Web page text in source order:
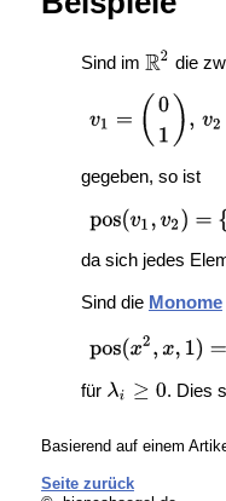
Sind im die
gegeben, so ist
da sich jedes
Sind die Monome
für . Dies
Basierend auf einem
Seite zurück